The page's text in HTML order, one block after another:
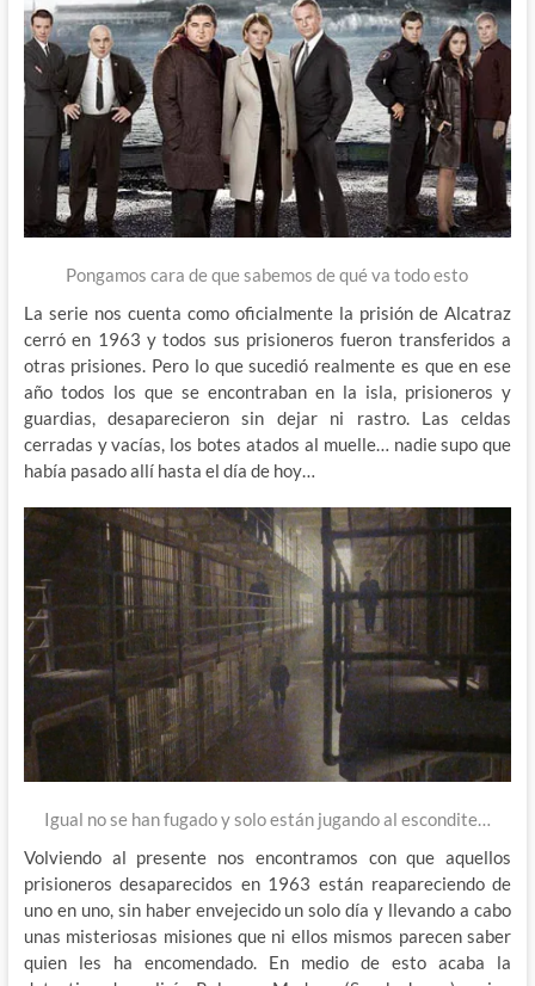
Pongamos cara de que sabemos de qué va todo esto
La serie nos cuenta como oficialmente la prisión de Alcatraz
cerró en 1963 y todos sus prisioneros fueron transferidos a
otras prisiones. Pero lo que sucedió realmente es que en ese
año todos los que se encontraban en la isla, prisioneros y
guardias, desaparecieron sin dejar ni rastro. Las celdas
cerradas y vacías, los botes atados al muelle… nadie supo que
había pasado allí hasta el día de hoy…
Igual no se han fugado y solo están jugando al escondite…
Volviendo al presente nos encontramos con que aquellos
prisioneros desaparecidos en 1963 están reapareciendo de
uno en uno, sin haber envejecido un solo día y llevando a cabo
unas misteriosas misiones que ni ellos mismos parecen saber
quien les ha encomendado. En medio de esto acaba la